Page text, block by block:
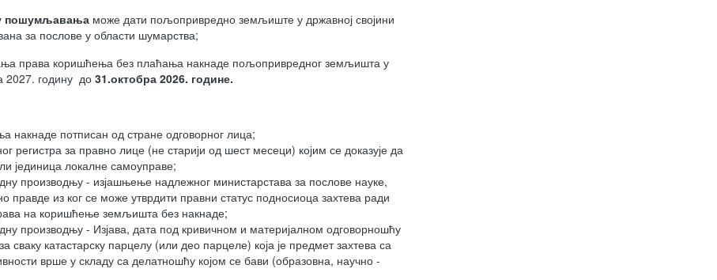
пошумљавања може дати пољопривредно земљиште у државној својини
за послове у области шумарства;
права коришћења без плаћања накнаде пољопривредног земљишта у
2027. годину до 31.октобра 2026. године.
накнаде потписан од стране одговорног лица;
регистра за правно лице (не старији од шест месеци) којим се доказује да
јединица локалне самоуправе;
производњу - изјашњење надлежног министарстава за послове науке,
из ког се може утврдити правни статус подносиоца захтева ради
на коришћење земљишта без накнаде;
производњу - Изјава, дата под кривичном и материјалном одговорношћу
катастарску парцелу (или део парцеле) која је предмет захтева са
врше у складу са делатношћу којом се бави (образовна, научно -